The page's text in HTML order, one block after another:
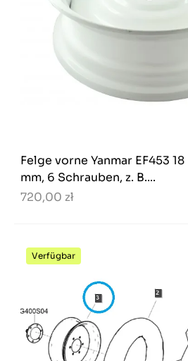
Felge vorne Yanmar EF453
mm, 6 Schrauben, z. B....
720,00 zł
Verfügbar